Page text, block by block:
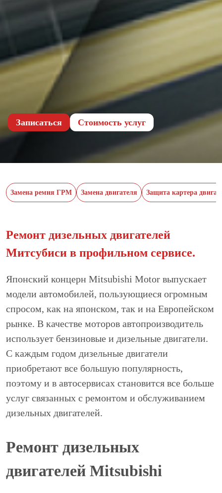
Записаться Cтоимость услуг
Замена ремня ГРМ Замена двигателя Защита картера
Ремонт дизельных двигателей
Митсубиси в профильном сервисе.
Японский концерн Mitsubishi Motor выпускает
модели автомобилей, пользующиеся огромным
спросом, как на японском, так и на Европейском
рынке. В качестве моторов автопроизводитель
использует бензиновые и дизельные двигатели.
С каждым годом дизельные двигатели
приобретают все большую популярность,
поэтому и в автосервисах становится все больше
услуг связанных с ремонтом и обслуживанием
дизельных двигателей.
Ремонт дизельных
двигателей Mitsubishi